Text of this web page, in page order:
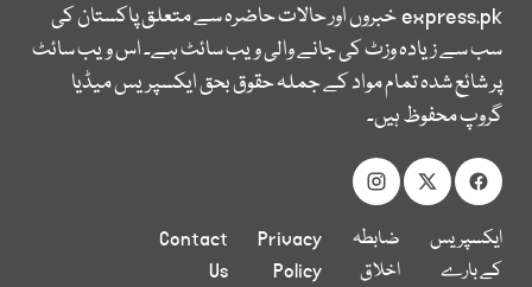
express.pkخبروں اور حالات حاضرہ سے متعلق پاکستان کی
سب سے زیادہ وزٹ کی جانے والی ویب سائٹ ہے۔ اس ویب سائٹ
پر شائع شدہ تمام مواد کے جملہ حقوق بحق ایکسپریس میڈیا
گروپ محفوظ ہیں۔
ایکسپریس
کے بارے
ضابطہ
اخلاق
Privacy
Policy
Contact
Us